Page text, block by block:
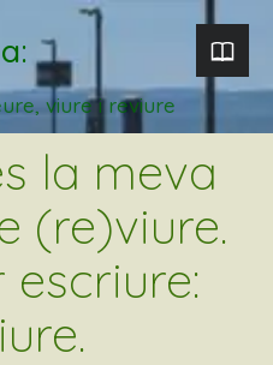
viure i reviure
la meva
(re)viure.
escriure: